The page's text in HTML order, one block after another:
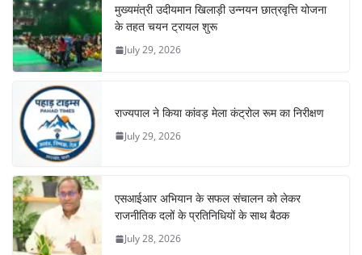
मुख्यमंत्री उदीयमान खिलाड़ी उन्नयन छात्रवृत्ति योजना
के तहत चयन ट्रायल शुरू
July 29, 2026
राज्यपाल ने किया कांवड़ मेला कंट्रोल रूम का निरीक्षण
July 29, 2026
एसआईआर अभियान के सफल संचालन को लेकर
राजनीतिक दलों के प्रतिनिधियों के साथ बैठक
July 28, 2026